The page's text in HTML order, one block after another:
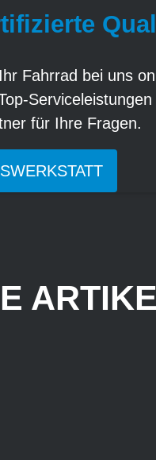
Fahrrad bei uns
für Ihre Fragen.